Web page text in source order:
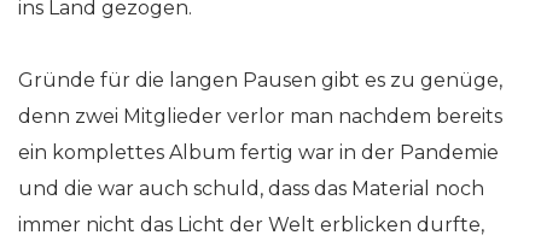
ins Land gezogen.
Gründe für die langen Pausen gibt es zu genüge,
denn zwei Mitglieder verlor man nachdem bereits
ein komplettes Album fertig war in der Pandemie
und die war auch schuld, dass das Material noch
immer nicht das Licht der Welt erblicken durfte,